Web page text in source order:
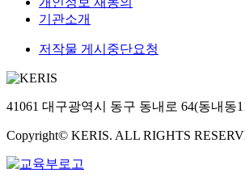
기관소개
저작물 게시중단요청
41061 대구광역시 동구 동내로 64(동내동
Copyright© KERIS. ALL RIGHTS